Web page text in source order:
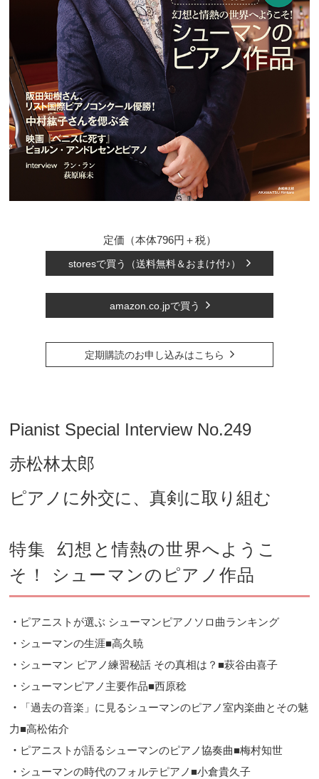
定価（本体796円＋税）
storesで買う（送料無料＆おまけ付♪）
amazon.co.jpで買う
定期購読のお申し込みはこちら
Pianist Special Interview No.249
赤松林太郎
ピアノに外交に、真剣に取り組む
特集 幻想と情熱の世界へようこ
そ！ シューマンのピアノ作品
・ ピアニストが選ぶ シューマンピアノソロ曲ランキング
・ シューマンの生涯■高久暁
・ シューマン ピアノ練習秘話 その真相は？■萩谷由喜子
・ シューマンピアノ主要作品■西原稔
・
「過去の音楽」に見るシューマンのピアノ室内楽曲とその魅
力■高松佑介
・ ピアニストが語るシューマンのピアノ協奏曲■梅村知世
・ シューマンの時代のフォルテピアノ■小倉貴久子